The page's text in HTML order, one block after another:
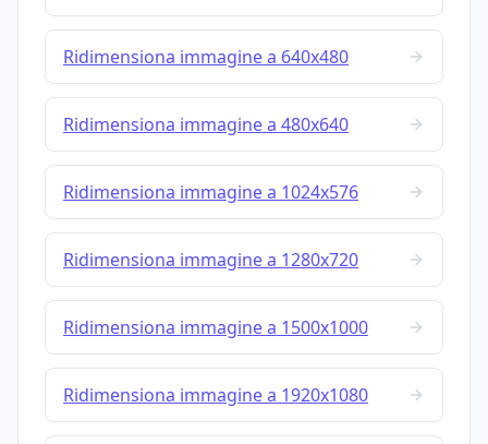
Ridimensiona immagine a 640x480
Ridimensiona immagine a 480x640
Ridimensiona immagine a 1024x576
Ridimensiona immagine a 1280x720
Ridimensiona immagine a 1500x1000
Ridimensiona immagine a 1920x1080